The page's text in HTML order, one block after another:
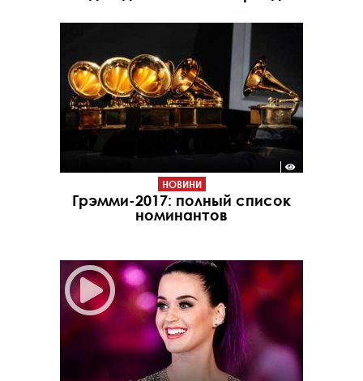
НОВИНИ
Грэмми-2017: полный список
номинантов